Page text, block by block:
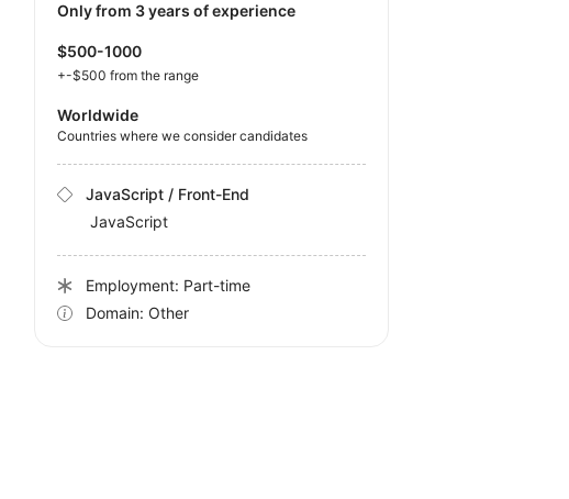
Only from 3 years of experience
$500-1000
+-$500 from the range
Worldwide
Countries where we consider candidates
JavaScript / Front-End
JavaScript
Employment: Part-time
Domain: Other